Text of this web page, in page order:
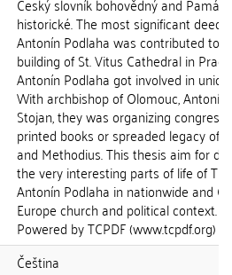
historické. The most significant deed
Antonín Podlaha was contributed to
building of St. Vitus Cathedral in
Antonín Podlaha got involved in
With archbishop of Olomouc, Antonín
Stojan, they was organizing
printed books or spreaded legacy of
and Methodius. This thesis aim for
the very interesting parts of life of
Antonín Podlaha in nationwide and
Europe church and political context.
Powered by TCPDF (www.tcpdf.org)
Čeština